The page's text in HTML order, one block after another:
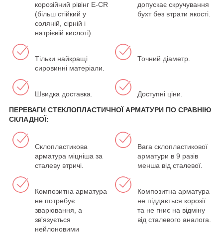
корозійний рівінг E-CR
(більш стійкий у
соляній, сірній і
натрієвій кислоті).
допускає скручування
бухт без втрати якості.
Тільки найкращі
сировинні матеріали.
Точний діаметр.
Швидка доставка.
Доступні ціни.
ПЕРЕВАГИ СТЕКЛОПЛАСТИЧНОЇ АРМАТУРИ ПО СРАВНІЮ
СКЛАДНОЇ:
Склопластикова
арматура міцніша за
сталеву втричі.
Вага склопластикової
арматури в 9 разів
менша від сталевої.
Композитна арматура
не потребує
зварювання, а
зв'язується
нейлоновими
Композитна арматура
не піддається корозії
та не гниє на відміну
від сталевого аналога.